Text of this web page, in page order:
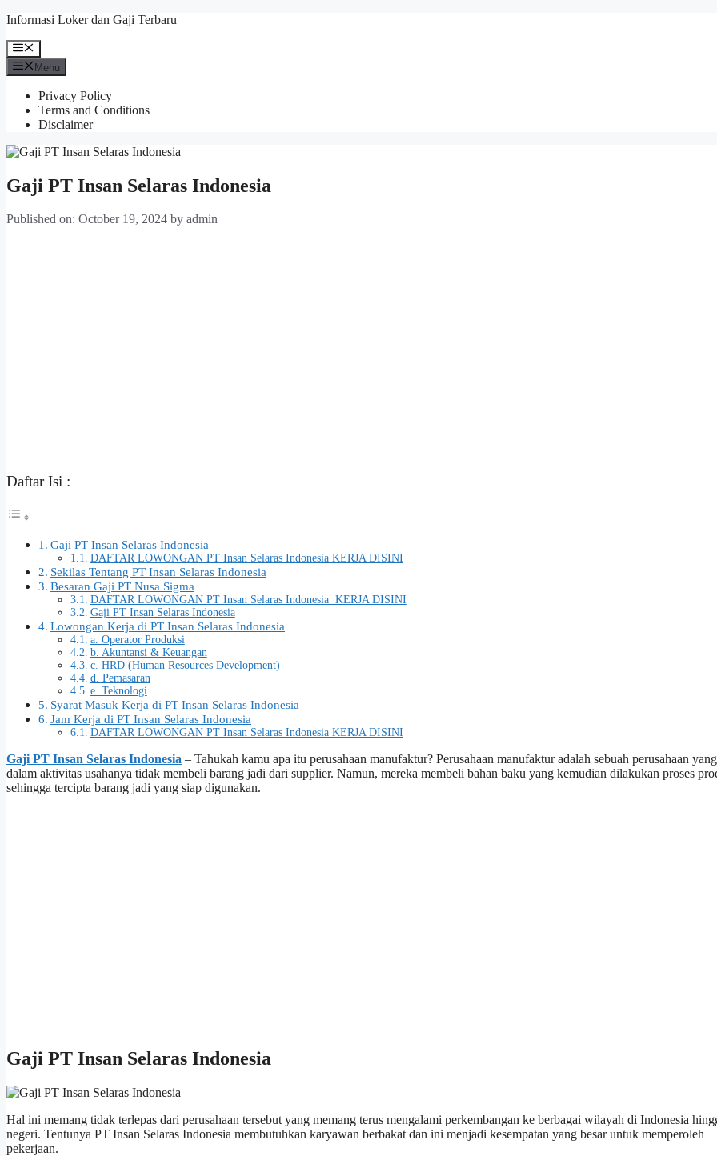
Skip
content
Informasi Loker dan Gaji Terbaru
Menu
Menu
Privacy Policy
Terms and Conditions
Disclaimer
Gaji PT Insan Selaras Indonesia
Published on: October 19, 2024 by admin
Daftar Isi :
Gaji PT Insan Selaras Indonesia
DAFTAR LOWONGAN PT Insan Selaras Indonesia KERJA DISINI
Sekilas Tentang PT Insan Selaras Indonesia
Besaran Gaji PT Nusa Sigma
DAFTAR LOWONGAN PT Insan Selaras Indonesia KERJA DISINI
Gaji PT Insan Selaras Indonesia
Lowongan Kerja di PT Insan Selaras Indonesia
a. Operator Produksi
b. Akuntansi & Keuangan
c. HRD (Human Resources Development)
d. Pemasaran
e. Teknologi
Syarat Masuk Kerja di PT Insan Selaras Indonesia
Jam Kerja di PT Insan Selaras Indonesia
DAFTAR LOWONGAN PT Insan Selaras Indonesia KERJA DISINI
Gaji PT Insan Selaras Indonesia – Tahukah kamu apa itu perusahaan manufaktur? Perusahaan manufaktur adalah sebuah perusahaan yang
dalam aktivitas usahanya tidak membeli barang jadi dari supplier. Namun, mereka membeli bahan baku yang kemudian dilakukan proses
sehingga tercipta barang jadi yang siap digunakan.
Gaji PT Insan Selaras Indonesia
Hal ini memang tidak terlepas dari perusahaan tersebut yang memang terus mengalami perkembangan ke berbagai wilayah di Indonesia
negeri. Tentunya PT Insan Selaras Indonesia membutuhkan karyawan berbakat dan ini menjadi kesempatan yang besar untuk memperoleh
pekerjaan.